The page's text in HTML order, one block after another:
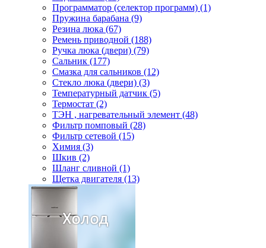
Программатор (селектор программ) (1)
Пружина барабана (9)
Резина люка (67)
Ремень приводной (188)
Ручка люка (двери) (79)
Сальник (177)
Смазка для сальников (12)
Стекло люка (двери) (3)
Температурный датчик (5)
Термостат (2)
ТЭН , нагревательный элемент (48)
Фильтр помповый (28)
Фильтр сетевой (15)
Химия (3)
Шкив (2)
Шланг сливной (1)
Щетка двигателя (13)